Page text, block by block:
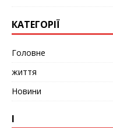
КАТЕГОРІЇ
Головне
життя
Новини
І